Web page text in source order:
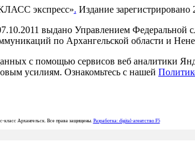
экспресс». Издание зарегистрировано
выдано Управлением Федеральной
по Архангельской области и
с помощью сервисов веб аналитики
усилиям. Ознакомьтесь с нашей
класс Архангельск. Все права защищены. Разработка: digital-агентство F5